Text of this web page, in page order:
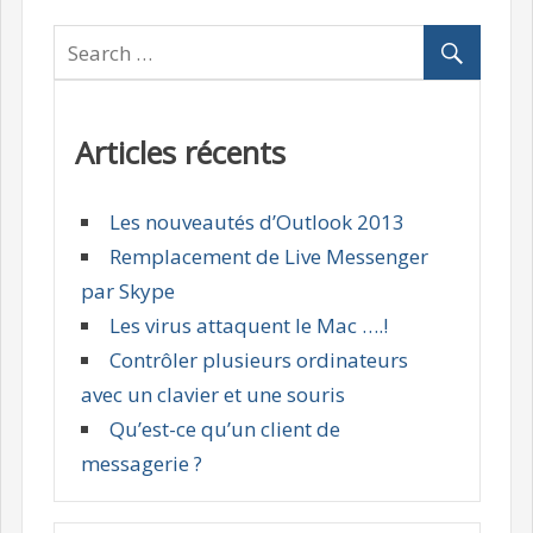
Articles récents
Les nouveautés d’Outlook 2013
Remplacement de Live Messenger
par Skype
Les virus attaquent le Mac ….!
Contrôler plusieurs ordinateurs
avec un clavier et une souris
Qu’est-ce qu’un client de
messagerie ?